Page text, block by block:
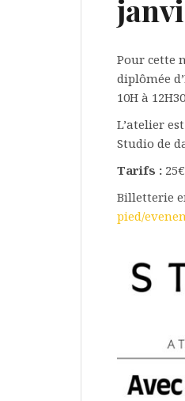
Pour cette
diplômée
10H à
L’atelier
Studio de
Tarifs :
Billetterie
pied/